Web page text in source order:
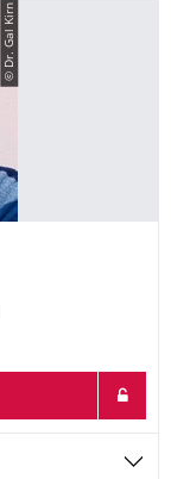
© Dr. Gal Kirn